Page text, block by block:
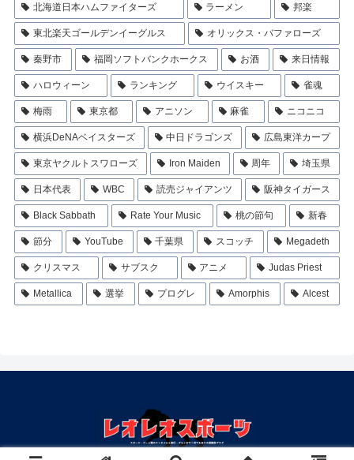
北海道日本ハムファイターズ ラーメン 邦楽
東北楽天ゴールデンイーグルス オリックス・バファローズ
秦野市 福岡ソフトバンクホークス お酒 来日情報
ハロウィーン ランキング ウイスキー 雀魂
梅雨 東京都 アニソン 麻雀 ニコニコ
横浜DeNAベイスターズ 中日ドラゴンズ 広島東洋カープ
東京ヤクルトスワローズ Iron Maiden 周年 埼玉県
日本代表 WBC 読売ジャイアンツ 阪神タイガース
Black Sabbath Rate Your Music 桃の節句 新春
節分 YouTube 千葉県 スコッチ Megadeth
クリスマス サブスク アニメ Judas Priest
Metallica 選挙 プログレ Amorphis Alcest